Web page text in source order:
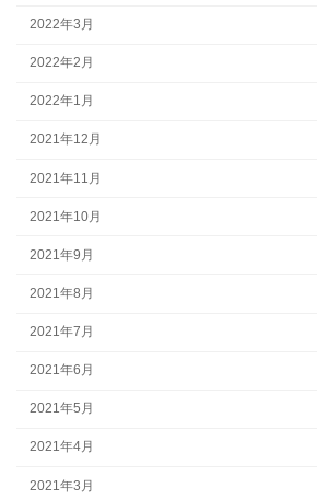
2022年3月
2022年2月
2022年1月
2021年12月
2021年11月
2021年10月
2021年9月
2021年8月
2021年7月
2021年6月
2021年5月
2021年4月
2021年3月